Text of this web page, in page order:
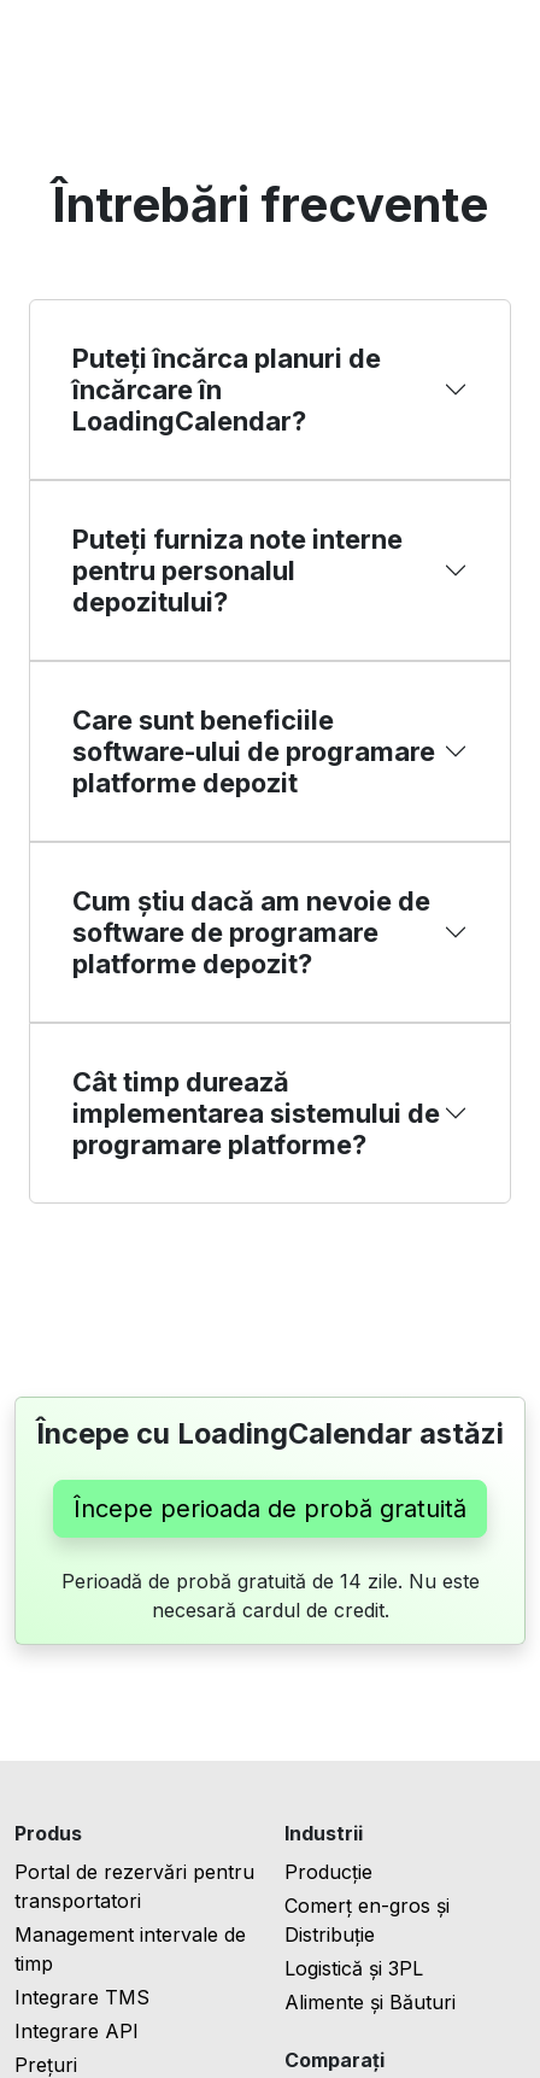
Întrebări frecvente
Puteți încărca planuri de
încărcare în
LoadingCalendar?
Puteți furniza note interne
pentru personalul
depozitului?
Care sunt beneficiile
software-ului de programare
platforme depozit
Cum știu dacă am nevoie de
software de programare
platforme depozit?
Cât timp durează
implementarea sistemului de
programare platforme?
Începe cu LoadingCalendar astăzi
Începe perioada de probă gratuită
Perioadă de probă gratuită de 14 zile. Nu este
necesară cardul de credit.
Produs
Portal de rezervări pentru
transportatori
Management intervale de
timp
Integrare TMS
Integrare API
Prețuri
Industrii
Producție
Comerț en-gros și
Distribuție
Logistică și 3PL
Alimente și Băuturi
Comparați